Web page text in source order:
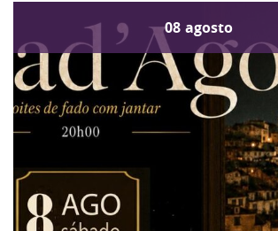
08 agosto